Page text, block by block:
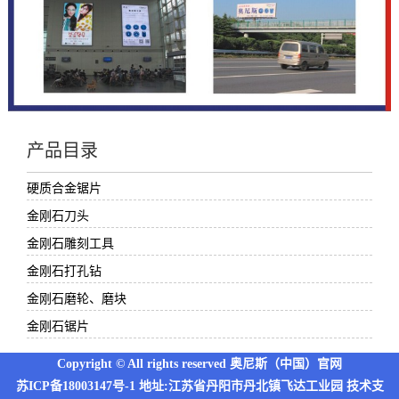
产品目录
硬质合金锯片
金刚石刀头
金刚石雕刻工具
金刚石打孔钻
金刚石磨轮、磨块
金刚石锯片
Copyright © All rights reserved 奥尼斯（中国）官网
苏ICP备18003147号-1 地址:江苏省丹阳市丹北镇飞达工业园 技术支